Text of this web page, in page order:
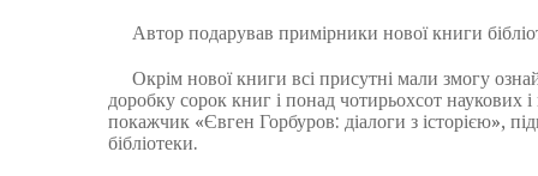
Автор подарував примірники нової книги
Окрім нової книги всі присутні мали змогу
доробку сорок книг і понад чотирьохсот наукових
покажчик «Євген Горбуров: діалоги з історією»,
бібліотеки.